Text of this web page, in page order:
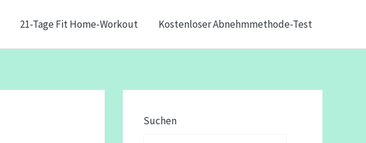
21-Tage Fit Home-Workout Kostenloser Abnehmmethode-Test
Suchen